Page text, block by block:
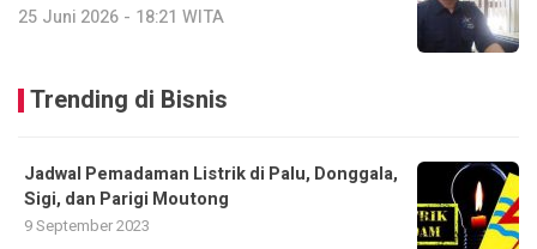
25 Juni 2026 - 18:21 WITA
Trending di Bisnis
Jadwal Pemadaman Listrik di Palu, Donggala,
Sigi, dan Parigi Moutong
9 September 2023